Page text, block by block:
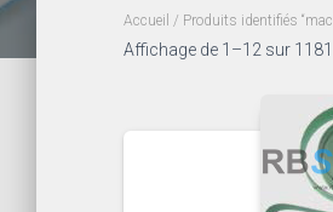
Accueil / Produits identifiés
Affichage de 1–12 sur